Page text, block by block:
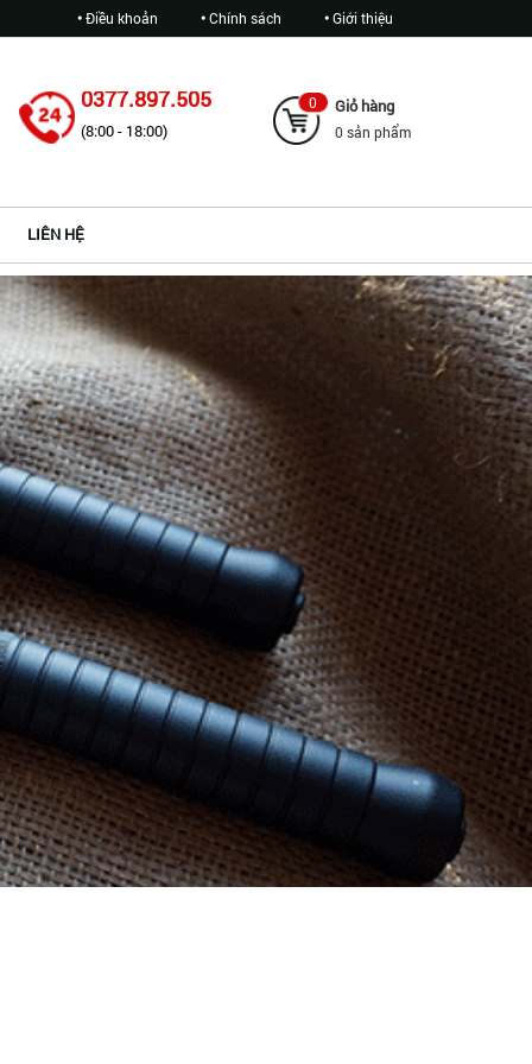
Điều khoản Chính sách Giới thiệu
0377.897.505
(8:00 - 18:00)
0 Giỏ hàng
0 sản phẩm
LIÊN HỆ